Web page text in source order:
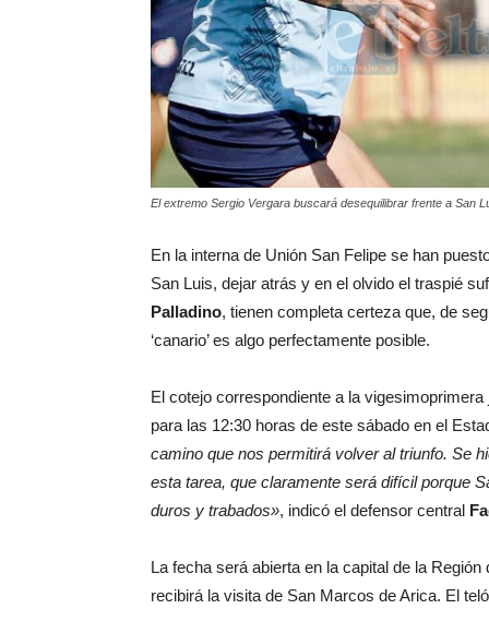
El extremo Sergio Vergara buscará desequilibrar frente a San
En la interna de Unión San Felipe se han
San Luis, dejar atrás y en el olvido el traspié
Palladino, tienen completa certeza que, de
‘canario’ es algo perfectamente posible.
El cotejo correspondiente a la
para las 12:30 horas de este sábado en el
camino que nos permitirá volver al triunfo. Se
esta tarea, que claramente será difícil porque
duros y trabados», indicó el defensor central
La fecha será abierta en la capital de la
recibirá la visita de San Marcos de Arica. El